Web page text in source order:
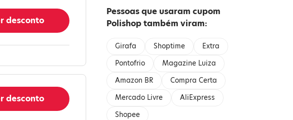
desconto
desconto
Pessoas que usaram cupom
Polishop também viram:
Girafa Shoptime
Extra
Pontofrio
Magazine Luiza
Amazon BR
Compra Certa
Mercado Livre
AliExpress
Shopee